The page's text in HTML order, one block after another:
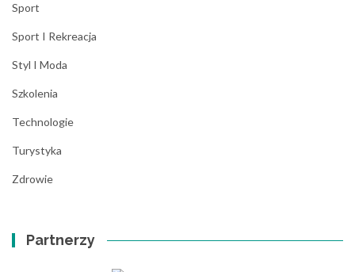
Sport
Sport I Rekreacja
Styl I Moda
Szkolenia
Technologie
Turystyka
Zdrowie
Partnerzy